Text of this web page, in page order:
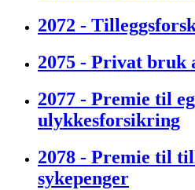
2072 -
2075 - Privat bruk
2077 - Premie til
ulykkesforsikring
2078 - Premie til
sykepenger